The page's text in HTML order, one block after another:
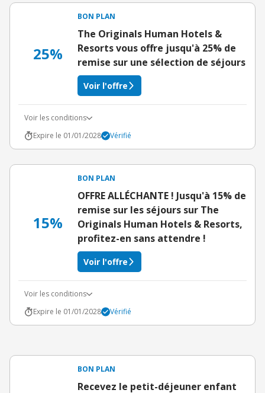
25%
BON PLAN
The Originals Human Hotels &
Resorts vous offre jusqu'à 25% de
remise sur une sélection de séjours
Voir l'offre
Voir les conditions
Expire le 01/01/2028
Vérifié
15%
BON PLAN
OFFRE ALLÉCHANTE ! Jusqu'à 15% de
remise sur les séjours sur The
Originals Human Hotels & Resorts,
profitez-en sans attendre !
Voir l'offre
Voir les conditions
Expire le 01/01/2028
Vérifié
BON PLAN
Recevez le petit-déjeuner enfant